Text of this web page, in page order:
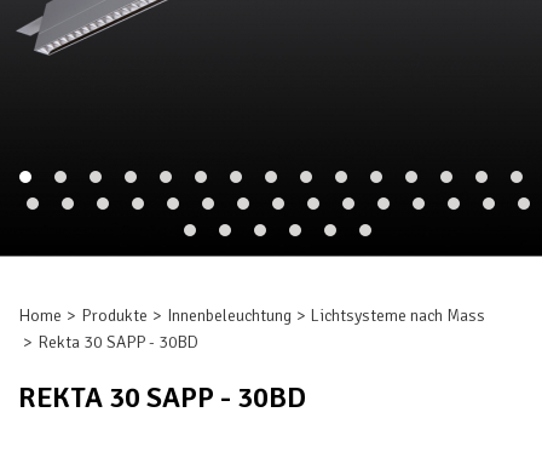
Home Produkte Innenbeleuchtung
Lichtsysteme nach Mass
Rekta 30 SAPP - 30BD
REKTA 30 SAPP - 30BD